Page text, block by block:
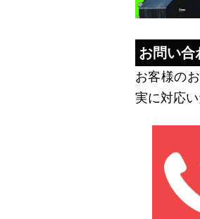
お問い合
お客様の
実に対応